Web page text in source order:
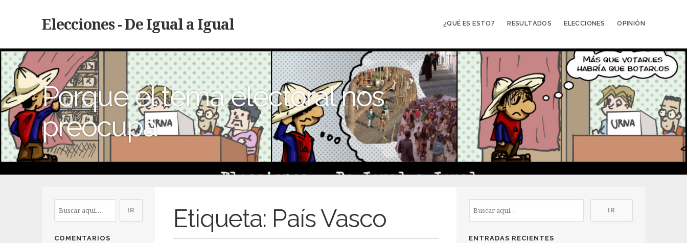
Elecciones - De Igual a Igual ¿QUÉ ES ESTO? RESULTADOS ELECCIONES OPINIÓN
Porque el tema electoral nos
preocupa
COMENTARIOS
Etiqueta: País Vasco
ENTRADAS RECIENTES